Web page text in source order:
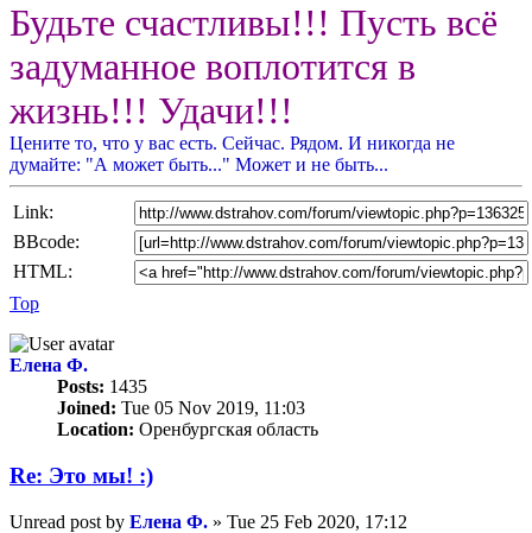
Будьте счастливы!!! Пусть всё
задуманное воплотится в
жизнь!!! Удачи!!!
Цените то, что у вас есть. Сейчас. Рядом. И никогда не
думайте: "А может быть..." Может и не быть...
Link:
BBcode:
HTML:
Top
Елена Ф.
Posts: 1435
Joined: Tue 05 Nov 2019, 11:03
Location: Оренбургская область
Re: Это мы! :)
Unread post by Елена Ф. » Tue 25 Feb 2020, 17:12